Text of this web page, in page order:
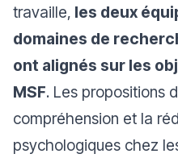
travaille, les deux
domaines de
ont alignés sur les
MSF. Les propositions
compréhension et la
psychologiques chez